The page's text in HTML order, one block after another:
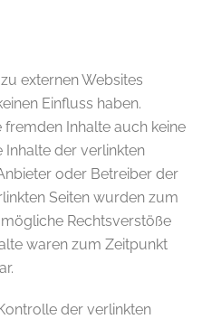
externen Websites
Einfluss haben.
Inhalte auch keine
Inhalte der verlinkten
oder Betreiber der
Seiten wurden zum
Rechtsverstöße
waren zum Zeitpunkt
der verlinkten